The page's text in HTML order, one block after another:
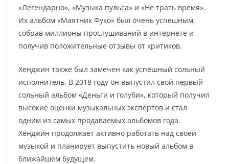
«Легендарно», «Музыка пульса» и «Не трать время».
Их альбом «Маятник Фуко» был очень успешным,
собрав миллионы прослушиваний в интернете и
получив положительные отзывы от критиков.
Хенджин также был замечен как успешный сольный
исполнитель. В 2018 году он выпустил свой первый
сольный альбом «Деньги и голуби», который получил
высокие оценки музыкальных экспертов и стал
одним из самых продаваемых альбомов года.
Хенджин продолжает активно работать над своей
музыкой и планирует выпустить новый альбом в
ближайшем будущем.